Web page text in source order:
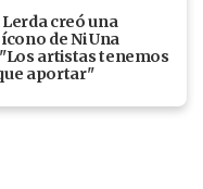
creó una
de Ni Una
artistas tenemos
aportar"